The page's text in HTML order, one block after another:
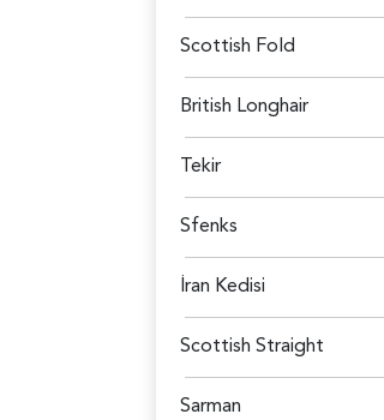
Scottish Fold
British Longhair
Tekir
Sfenks
İran Kedisi
Scottish Straight
Sarman